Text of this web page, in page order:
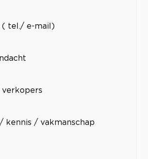
( tel./ e-mail)
kennis / vakmanschap